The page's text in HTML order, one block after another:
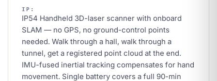
IP:
IP54 Handheld 3D-laser scanner with onboard
SLAM — no GPS, no ground-control points
needed. Walk through a hall, walk through a
tunnel, get a registered point cloud at the end.
IMU-fused inertial tracking compensates for hand
movement. Single battery covers a full 90-min